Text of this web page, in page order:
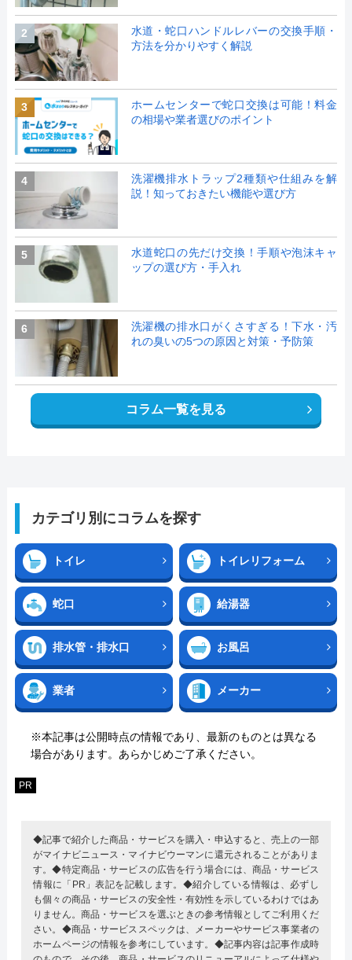
2
水道・蛇口ハンドルレバーの交換手順・
方法を分かりやすく解説
3
ホームセンターで蛇口交換は可能！料金
の相場や業者選びのポイント
4
洗濯機排水トラップ2種類や仕組みを解
説！知っておきたい機能や選び方
5
水道蛇口の先だけ交換！手順や泡沫キャ
ップの選び方・手入れ
6
洗濯機の排水口がくさすぎる！下水・汚
れの臭いの5つの原因と対策・予防策
コラム一覧を見る
カテゴリ別にコラムを探す
トイレ トイレリフォーム
蛇口 給湯器
排水管・排水口 お風呂
業者 メーカー
※本記事は公開時点の情報であり、最新のものとは異なる
場合があります。あらかじめご了承ください。
PR
◆記事で紹介した商品・サービスを購入・申込すると、売上の一部
がマイナビニュース・マイナビウーマンに還元されることがありま
す。◆特定商品・サービスの広告を行う場合には、商品・サービス
情報に「PR」表記を記載します。◆紹介している情報は、必ずし
も個々の商品・サービスの安全性・有効性を示しているわけではあ
りません。商品・サービスを選ぶときの参考情報としてご利用くだ
さい。◆商品・サービススペックは、メーカーやサービス事業者の
ホームページの情報を参考にしています。◆記事内容は記事作成時